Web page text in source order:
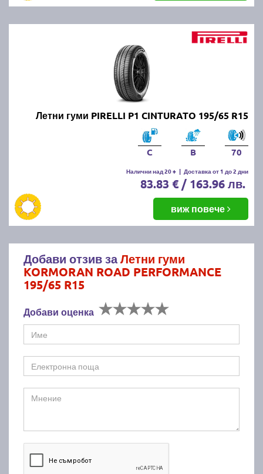
Летни гуми PIRELLI P1 CINTURATO 195/65 R15
C B 70
Налични над 20 + | Доставка от 1 до 2 дни
83.83 € / 163.96 лв.
виж повече
Добави отзив заЛетни гуми
KORMORAN ROAD PERFORMANCE
195/65 R15
Добави оценка